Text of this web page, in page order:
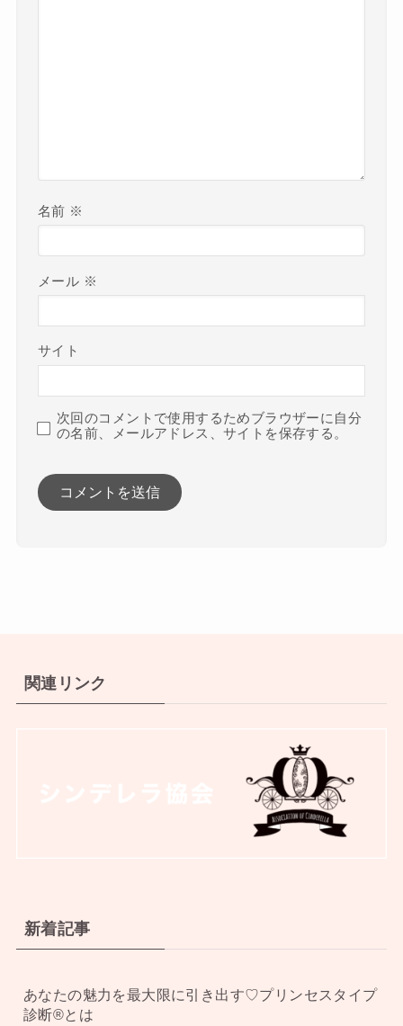
名前 ※
メール ※
サイト
次回のコメントで使用するためブラウザーに自分
の名前、メールアドレス、サイトを保存する。
関連リンク
新着記事
あなたの魅力を最大限に引き出す♡プリンセスタイプ
診断®︎とは